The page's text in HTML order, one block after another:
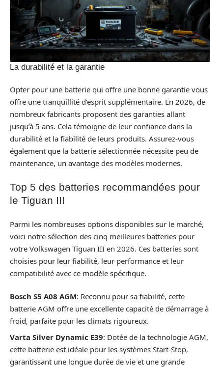
La durabilité et la garantie
Opter pour une batterie qui offre une bonne garantie vous
offre une tranquillité d’esprit supplémentaire. En 2026, de
nombreux fabricants proposent des garanties allant
jusqu’à 5 ans. Cela témoigne de leur confiance dans la
durabilité et la fiabilité de leurs produits. Assurez-vous
également que la batterie sélectionnée nécessite peu de
maintenance, un avantage des modèles modernes.
Top 5 des batteries recommandées pour
le Tiguan III
Parmi les nombreuses options disponibles sur le marché,
voici notre sélection des cinq meilleures batteries pour
votre Volkswagen Tiguan III en 2026. Ces batteries sont
choisies pour leur fiabilité, leur performance et leur
compatibilité avec ce modèle spécifique.
Bosch S5 A08 AGM: Reconnu pour sa fiabilité, cette
batterie AGM offre une excellente capacité de démarrage à
froid, parfaite pour les climats rigoureux.
Varta Silver Dynamic E39: Dotée de la technologie AGM,
cette batterie est idéale pour les systèmes Start-Stop,
garantissant une longue durée de vie et une grande